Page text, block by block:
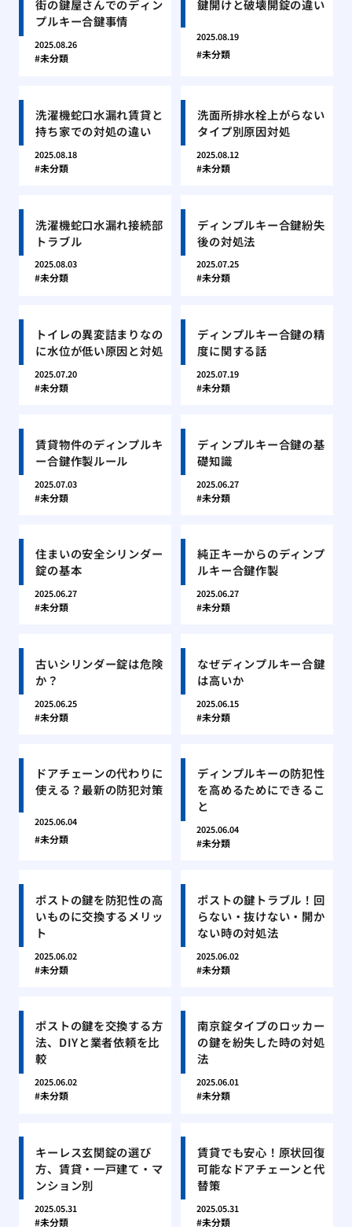
街の鍵屋さんでのディン
プルキー合鍵事情
2025.08.26
未分類
鍵開けと破壊開錠の違い
2025.08.19
未分類
洗濯機蛇口水漏れ賃貸と
持ち家での対処の違い
2025.08.18
未分類
洗面所排水栓上がらない
タイプ別原因対処
2025.08.12
未分類
洗濯機蛇口水漏れ接続部
トラブル
2025.08.03
未分類
ディンプルキー合鍵紛失
後の対処法
2025.07.25
未分類
トイレの異変詰まりなの
に水位が低い原因と対処
2025.07.20
未分類
ディンプルキー合鍵の精
度に関する話
2025.07.19
未分類
賃貸物件のディンプルキ
ー合鍵作製ルール
2025.07.03
未分類
ディンプルキー合鍵の基
礎知識
2025.06.27
未分類
住まいの安全シリンダー
錠の基本
2025.06.27
未分類
純正キーからのディンプ
ルキー合鍵作製
2025.06.27
未分類
古いシリンダー錠は危険
か？
2025.06.25
未分類
なぜディンプルキー合鍵
は高いか
2025.06.15
未分類
ドアチェーンの代わりに
使える？最新の防犯対策
2025.06.04
未分類
ディンプルキーの防犯性
を高めるためにできるこ
と
2025.06.04
未分類
ポストの鍵を防犯性の高
いものに交換するメリッ
ト
2025.06.02
未分類
ポストの鍵トラブル！回
らない・抜けない・開か
ない時の対処法
2025.06.02
未分類
ポストの鍵を交換する方
法、DIYと業者依頼を比
較
2025.06.02
未分類
南京錠タイプのロッカー
の鍵を紛失した時の対処
法
2025.06.01
未分類
キーレス玄関錠の選び
方、賃貸・一戸建て・マ
ンション別
2025.05.31
未分類
賃貸でも安心！原状回復
可能なドアチェーンと代
替策
2025.05.31
未分類